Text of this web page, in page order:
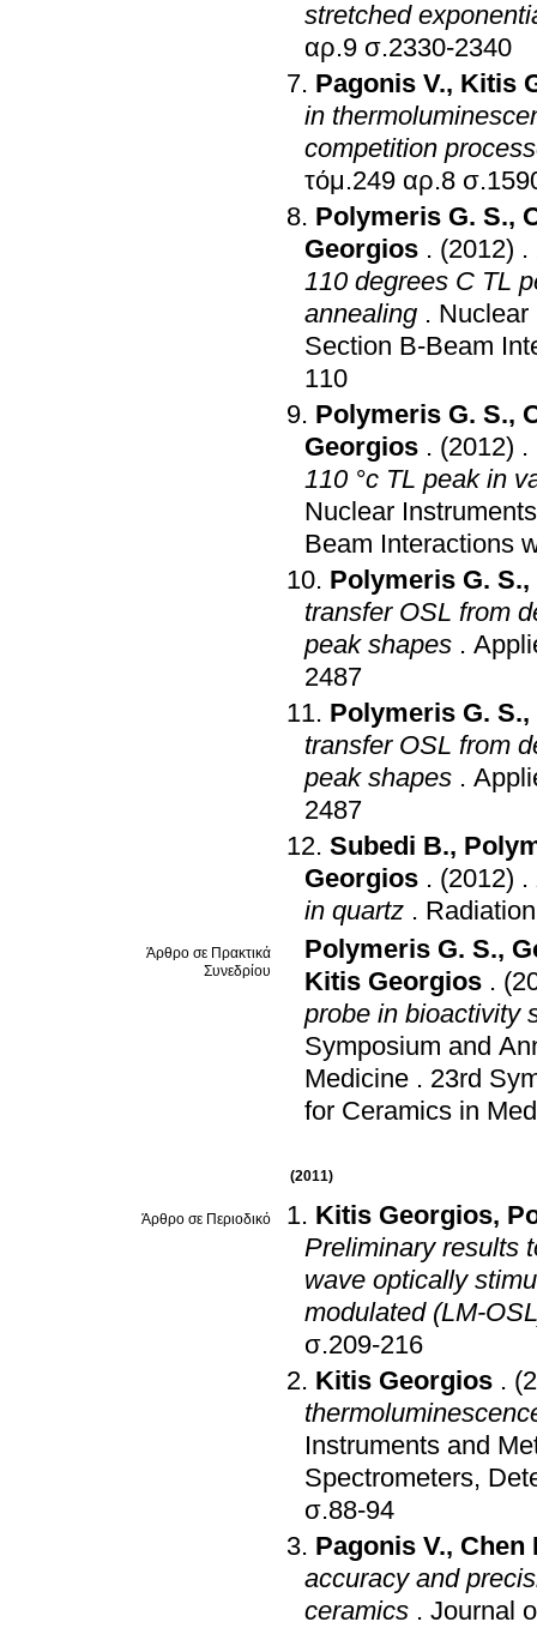
stretched
αρ.9 σ.2330-2340
Pagonis V., Kitis
in
competition
τόμ.249
Polymeris G. S.,
Georgios . (2012) .
110 degrees C TL
annealing . Nuclear
Section B-Beam
110
Polymeris G. S.,
Georgios . (2012) .
110 °c TL peak in
Nuclear
Beam Interactions
Polymeris G. S.,
transfer OSL from
peak shapes .
2487
Polymeris G. S.,
transfer OSL from
peak shapes .
2487
Subedi B.,
Georgios . (2012) .
in quartz .
Άρθρο σε Πρακτικά
Συνεδρίου
Polymeris G. S.,
Kitis Georgios .
probe in bioactivity
Symposium and
Medicine . 23rd
for Ceramics in
(2011)
Άρθρο σε Περιοδικό Kitis Georgios,
Preliminary results
wave optically
modulated (LM-
σ.209-216
Kitis Georgios .
Instruments and
Spectrometers,
σ.88-94
Pagonis V., Chen
accuracy and
ceramics . Journal